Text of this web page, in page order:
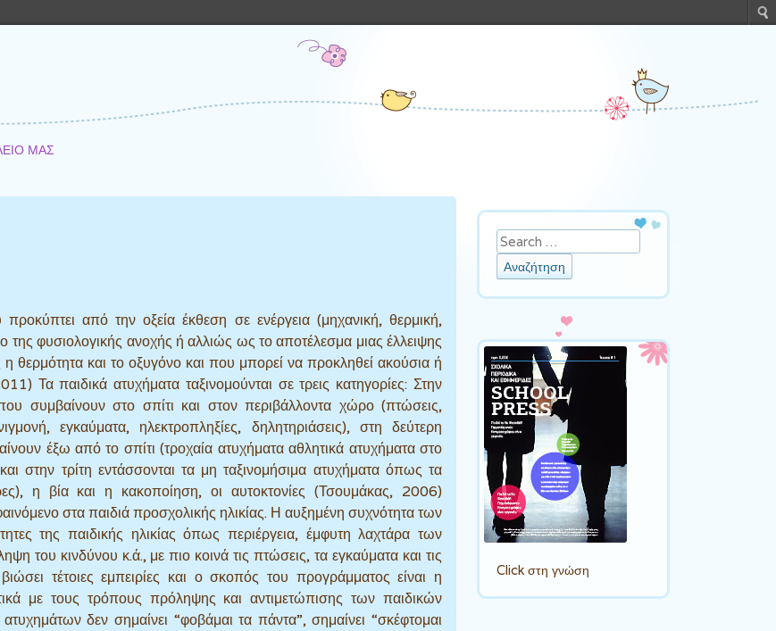
ΜΑΣ
από την οξεία έκθεση σε ενέργεια (μηχανική, θερμική,
της φυσιολογικής ανοχής ή αλλιώς ως το αποτέλεσμα μιας έλλειψης
θερμότητα και το οξυγόνο και που μπορεί να προκληθεί ακούσια ή
παιδικά ατυχήματα ταξινομούνται σε τρεις κατηγορίες: Στην
συμβαίνουν στο σπίτι και στον περιβάλλοντα χώρο (πτώσεις,
εγκαύματα, ηλεκτροπληξίες, δηλητηριάσεις), στη δεύτερη
έξω από το σπίτι (τροχαία ατυχήματα αθλητικά ατυχήματα στο
στην τρίτη εντάσσονται τα μη ταξινομήσιμα ατυχήματα όπως τα
η βία και η κακοποίηση, οι αυτοκτονίες (Τσουμάκας, 2006)
στα παιδιά προσχολικής ηλικίας. Η αυξημένη συχνότητα των
της παιδικής ηλικίας όπως περιέργεια, έμφυτη λαχτάρα των
του κινδύνου κ.ά., με πιο κοινά τις πτώσεις, τα εγκαύματα και τις
τέτοιες εμπειρίες και ο σκοπός του προγράμματος είναι η
με τους τρόπους πρόληψης και αντιμετώπισης των παιδικών
δεν σημαίνει “φοβάμαι τα πάντα”, σημαίνει “σκέφτομαι
Αναζήτηση
Click στη γνώση